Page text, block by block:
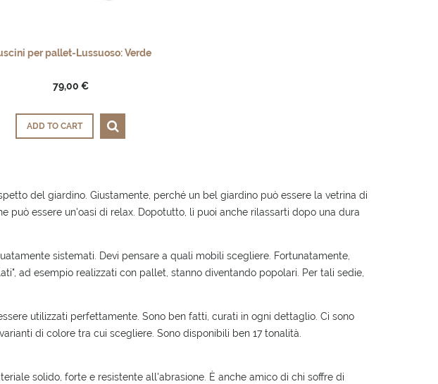
per pallet-Lussuoso: Verde
79,00 €
ADD TO CART
del giardino. Giustamente, perché un bel giardino può essere la vetrina di
può essere un'oasi di relax. Dopotutto, lì puoi anche rilassarti dopo una dura
sistemati. Devi pensare a quali mobili scegliere. Fortunatamente,
ad esempio realizzati con pallet, stanno diventando popolari. Per tali sedie,
utilizzati perfettamente. Sono ben fatti, curati in ogni dettaglio. Ci sono
di colore tra cui scegliere. Sono disponibili ben 17 tonalità.
solido, forte e resistente all'abrasione. È anche amico di chi soffre di